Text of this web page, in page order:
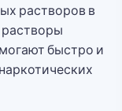
растворов в
растворы
быстро и